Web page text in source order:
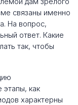
связаны именно
На вопрос,
ответ. Какие
так, чтобы
этапы, как
характерны